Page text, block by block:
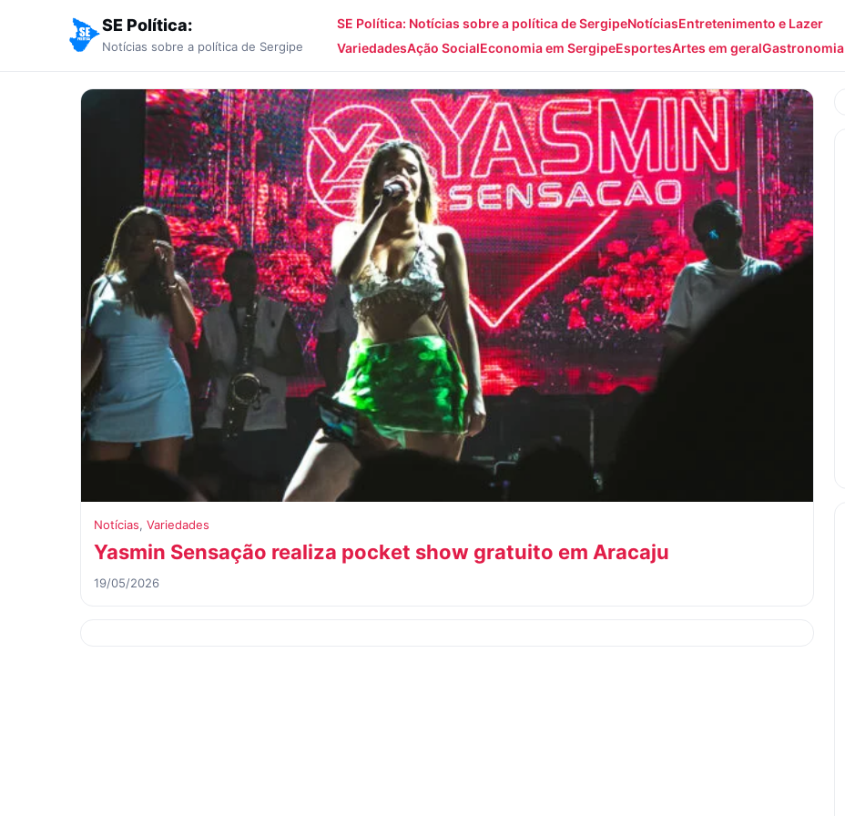
SE Política:
Notícias sobre a política de Sergipe
SE Política: Notícias sobre a política de SergipeNotíciasEntretenimento e Lazer
VariedadesAção SocialEconomia em SergipeEsportesArtes em geralGastronomia
Notícias, Variedades
Yasmin Sensação realiza pocket show gratuito em Aracaju
19/05/2026